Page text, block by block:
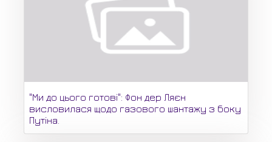
"Ми до цього готові": Фон дер Ляєн
висловилася щодо газового шантажу з боку
Путіна.